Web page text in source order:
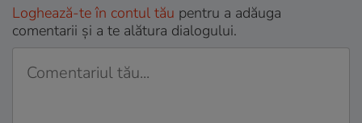
Loghează-te în contul tău pentru a adăuga
comentarii și a te alătura dialogului.